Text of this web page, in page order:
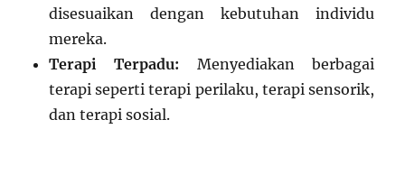
disesuaikan dengan kebutuhan individu
mereka.
Terapi Terpadu: Menyediakan berbagai
terapi seperti terapi perilaku, terapi sensorik,
dan terapi sosial.